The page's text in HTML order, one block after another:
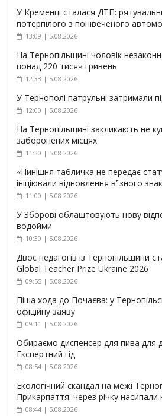
У Кременці сталася ДТП:
потерпілого з понівеченого
13:09 | 5.08.2026
На Тернопільщині чоловік
понад 220 тисяч гривень
12:33 | 5.08.2026
У Тернополі патрульні затримали
12:00 | 5.08.2026
На Тернопільщині закликають не
заборонених місцях
11:30 | 5.08.2026
«Нинішня табличка не передає
ініціювали відновлення в’їзного
11:00 | 5.08.2026
У Зборові облаштовують нову
водойми
10:30 | 5.08.2026
Двоє педагогів із Тернопільщини
Global Teacher Prize Ukraine 2026
09:55 | 5.08.2026
Піша хода до Почаєва: у
офіційну заяву
09:11 | 5.08.2026
Обираємо диспенсер для пива для
Експертний гід
08:54 | 5.08.2026
Екологічний скандал на межі
Прикарпаття: через річку
08:44 | 5.08.2026